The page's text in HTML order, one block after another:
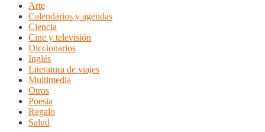
Arte
Calendarios y agendas
Ciencia
Cine y televisión
Diccionarios
Inglés
Literatura de viajes
Multimedia
Otros
Poesia
Regalo
Salud